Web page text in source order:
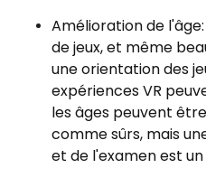
Amélioration de
de jeux, et même
une orientation des
expériences VR
les âges peuvent
comme sûrs, mais
et de l'examen est